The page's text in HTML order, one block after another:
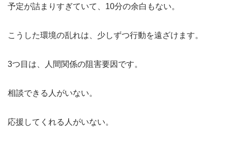
予定が詰まりすぎていて、10分の余白もない。
こうした環境の乱れは、少しずつ行動を遠ざけます。
3つ目は、人間関係の阻害要因です。
相談できる人がいない。
応援してくれる人がいない。